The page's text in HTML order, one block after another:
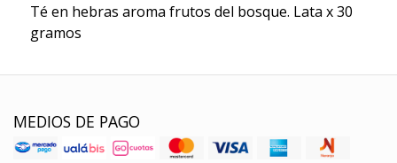
Té en hebras aroma frutos del bosque. Lata x 30
gramos
MEDIOS DE PAGO